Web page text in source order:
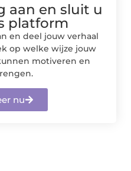
aan en sluit u
platform
en deel jouw verhaal
op welke wijze jouw
motiveren en
nu